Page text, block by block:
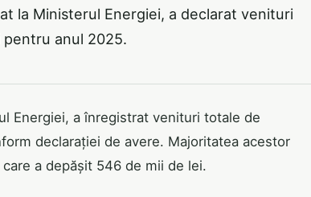
la Ministerul Energiei, a declarat venituri
anul 2025.
Energiei, a înregistrat venituri totale de
declarației de avere. Majoritatea acestor
a depășit 546 de mii de lei.